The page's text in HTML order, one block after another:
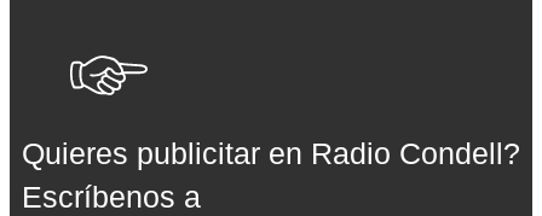
Quieres publicitar en Radio Condell?
Escríbenos a